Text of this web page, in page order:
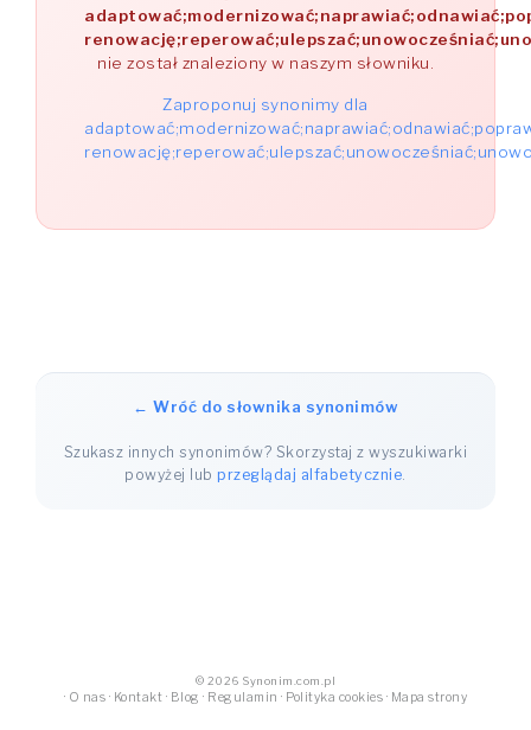
nie został znaleziony w naszym słowniku.
Zaproponuj synonimy dla
← Wróć do słownika synonimów
Szukasz innych synonimów? Skorzystaj z wyszukiwarki
powyżej lubprzeglądaj alfabetycznie.
© 2026 Synonim.com.pl
· O nas · Kontakt · Blog · Regulamin · Polityka cookies · Mapa strony